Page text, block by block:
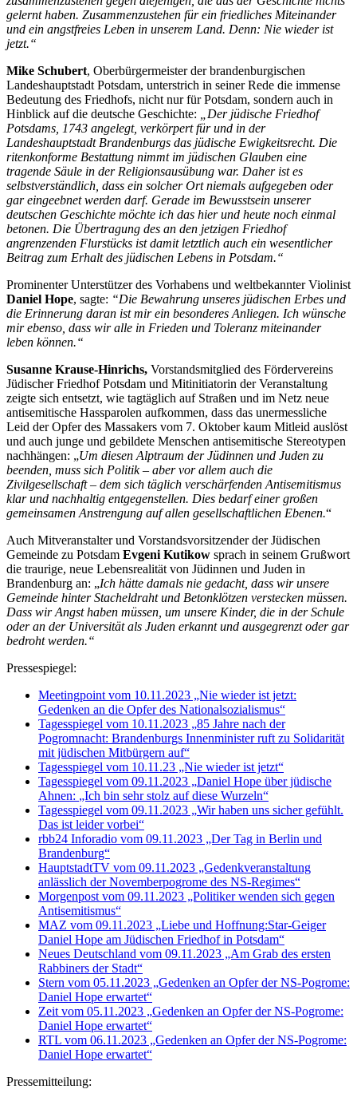
gelernt haben. Zusammenzustehen für ein friedliches Miteinander
und ein angstfreies Leben in unserem Land. Denn: Nie wieder ist
jetzt.“
Mike Schubert, Oberbürgermeister der brandenburgischen
Landeshauptstadt Potsdam, unterstrich in seiner Rede die immense
Bedeutung des Friedhofs, nicht nur für Potsdam, sondern auch in
Hinblick auf die deutsche Geschichte: „Der jüdische Friedhof
Potsdams, 1743 angelegt, verkörpert für und in der
Landeshauptstadt Brandenburgs das jüdische Ewigkeitsrecht. Die
ritenkonforme Bestattung nimmt im jüdischen Glauben eine
tragende Säule in der Religionsausübung war. Daher ist es
selbstverständlich, dass ein solcher Ort niemals aufgegeben oder
gar eingeebnet werden darf. Gerade im Bewusstsein unserer
deutschen Geschichte möchte ich das hier und heute noch einmal
betonen. Die Übertragung des an den jetzigen Friedhof
angrenzenden Flurstücks ist damit letztlich auch ein wesentlicher
Beitrag zum Erhalt des jüdischen Lebens in Potsdam.“
Prominenter Unterstützer des Vorhabens und weltbekannter Violinist
Daniel Hope, sagte: “Die Bewahrung unseres jüdischen Erbes und
die Erinnerung daran ist mir ein besonderes Anliegen. Ich wünsche
mir ebenso, dass wir alle in Frieden und Toleranz miteinander
leben können.“
Susanne Krause-Hinrichs, Vorstandsmitglied des Fördervereins
Jüdischer Friedhof Potsdam und Mitinitiatorin der Veranstaltung
zeigte sich entsetzt, wie tagtäglich auf Straßen und im Netz neue
antisemitische Hassparolen aufkommen, dass das unermessliche
Leid der Opfer des Massakers vom 7. Oktober kaum Mitleid auslöst
und auch junge und gebildete Menschen antisemitische Stereotypen
nachhängen: „Um diesen Alptraum der Jüdinnen und Juden zu
beenden, muss sich Politik – aber vor allem auch die
Zivilgesellschaft – dem sich täglich verschärfenden Antisemitismus
klar und nachhaltig entgegenstellen. Dies bedarf einer großen
gemeinsamen Anstrengung auf allen gesellschaftlichen Ebenen.“
Auch Mitveranstalter und Vorstandsvorsitzender der Jüdischen
Gemeinde zu Potsdam Evgeni Kutikow sprach in seinem Grußwort
die traurige, neue Lebensrealität von Jüdinnen und Juden in
Brandenburg an: „Ich hätte damals nie gedacht, dass wir unsere
Gemeinde hinter Stacheldraht und Betonklötzen verstecken müssen.
Dass wir Angst haben müssen, um unsere Kinder, die in der Schule
oder an der Universität als Juden erkannt und ausgegrenzt oder gar
bedroht werden.“
Pressespiegel:
Meetingpoint vom 10.11.2023 „Nie wieder ist jetzt:
Gedenken an die Opfer des Nationalsozialismus“
Tagesspiegel vom 10.11.2023 „85 Jahre nach der
Pogromnacht: Brandenburgs Innenminister ruft zu Solidarität
mit jüdischen Mitbürgern auf“
Tagesspiegel vom 10.11.23 „Nie wieder ist jetzt“
Tagesspiegel vom 09.11.2023 „Daniel Hope über jüdische
Ahnen: „Ich bin sehr stolz auf diese Wurzeln“
Tagesspiegel vom 09.11.2023 „Wir haben uns sicher gefühlt.
Das ist leider vorbei“
rbb24 Inforadio vom 09.11.2023 „Der Tag in Berlin und
Brandenburg“
HauptstadtTV vom 09.11.2023 „Gedenkveranstaltung
anlässlich der Novemberpogrome des NS-Regimes“
Morgenpost vom 09.11.2023 „Politiker wenden sich gegen
Antisemitismus“
MAZ vom 09.11.2023 „Liebe und Hoffnung:Star-Geiger
Daniel Hope am Jüdischen Friedhof in Potsdam“
Neues Deutschland vom 09.11.2023 „Am Grab des ersten
Rabbiners der Stadt“
Stern vom 05.11.2023 „Gedenken an Opfer der NS-Pogrome:
Daniel Hope erwartet“
Zeit vom 05.11.2023 „Gedenken an Opfer der NS-Pogrome:
Daniel Hope erwartet“
RTL vom 06.11.2023 „Gedenken an Opfer der NS-Pogrome:
Daniel Hope erwartet“
Pressemitteilung: